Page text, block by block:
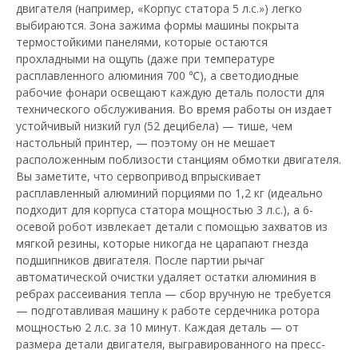
двигателя (например, «Корпус статора 5 л.с.») легко
выбираются. Зона зажима формы машины покрыта
термостойкими панелями, которые остаются
прохладными на ощупь (даже при температуре
расплавленного алюминия 700 ℃), а светодиодные
рабочие фонари освещают каждую деталь полости для
технического обслуживания. Во время работы он издает
устойчивый низкий гул (52 децибела) — тише, чем
настольный принтер, — поэтому он не мешает
расположенным поблизости станциям обмотки двигателя.
Вы заметите, что сервопривод впрыскивает
расплавленный алюминий порциями по 1,2 кг (идеально
подходит для корпуса статора мощностью 3 л.с.), а 6-
осевой робот извлекает детали с помощью захватов из
мягкой резины, которые никогда не царапают гнезда
подшипников двигателя. После партии рычаг
автоматической очистки удаляет остатки алюминия в
ребрах рассеивания тепла — сбор вручную не требуется
— подготавливая машину к работе сердечника ротора
мощностью 2 л.с. за 10 минут. Каждая деталь — от
размера детали двигателя, выгравированного на пресс-